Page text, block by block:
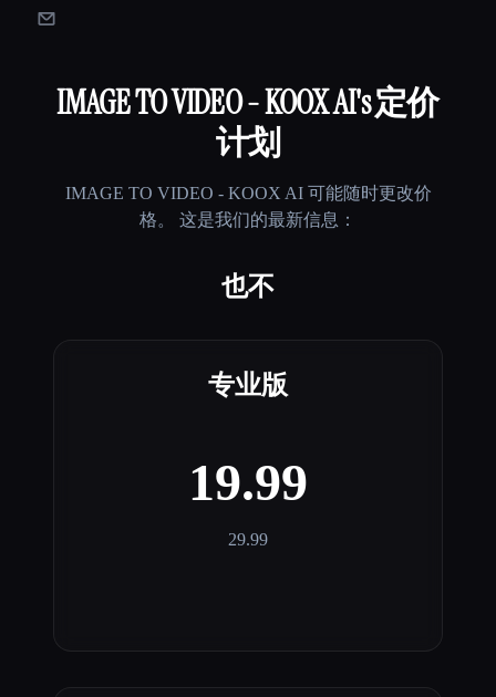
IMAGE TO VIDEO - KOOX AI's 定价
计划
IMAGE TO VIDEO - KOOX AI可能随时更改价
格。 这是我们的最新信息：
也不
专业版
19.99
29.99